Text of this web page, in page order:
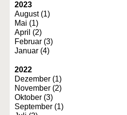
2023
August (1)
Mai (1)
April (2)
Februar (3)
Januar (4)
2022
Dezember (1)
November (2)
Oktober (3)
September (1)